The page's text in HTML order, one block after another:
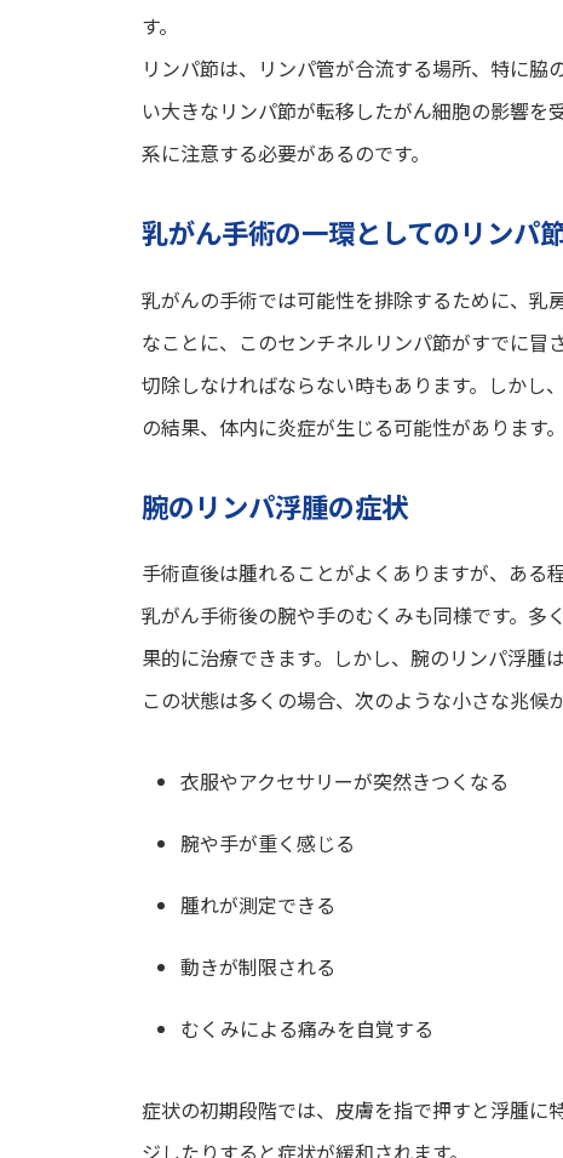
す。
リンパ節は、リンパ管が合流する場所、特に
い大きなリンパ節が転移したがん細胞の影響
系に注意する必要があるのです。
乳がん手術の一環としてのリンパ
乳がんの手術では可能性を排除するために、乳
なことに、このセンチネルリンパ節がすでに冒
切除しなければならない時もあります。しかし
の結果、体内に炎症が生じる可能性があります。
腕のリンパ浮腫の症状
手術直後は腫れることがよくありますが、ある
乳がん手術後の腕や手のむくみも同様です。多
果的に治療できます。しかし、腕のリンパ浮腫
この状態は多くの場合、次のような小さな兆候
衣服やアクセサリーが突然きつくなる
腕や手が重く感じる
腫れが測定できる
動きが制限される
むくみによる痛みを自覚する
症状の初期段階では、皮膚を指で押すと浮腫に
ジしたりすると症状が緩和されます。